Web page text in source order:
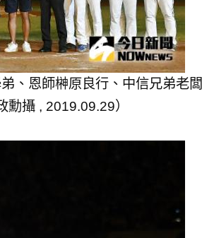
、恩師榊原良行、中信兄弟老闆
攝 , 2019.09.29）